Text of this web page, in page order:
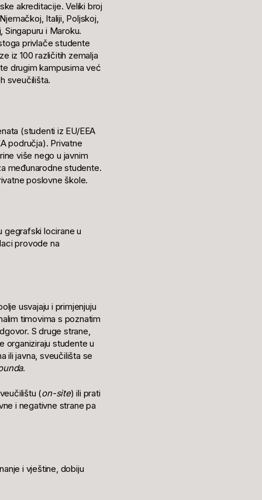
akreditacije. Veliki broj
Italiji, Poljskoj,
i Maroku.
privlače studente
iz 100 različitih zemalja
drugim kampusima već
sveučilišta.
(studenti iz EU/EEA
područja). Privatne
više nego u javnim
međunarodne studente.
poslovne škole.
gegrafski locirane u
provode na
usvajaju i primjenjuju
timovima s poznatim
S druge strane,
organiziraju studente u
ili javna, sveučilišta se
.
(on-site) ili prati
i negativne strane pa
i vještine, dobiju